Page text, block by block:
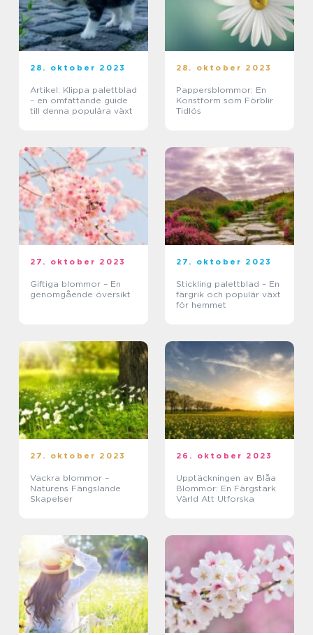
28. oktober 2023
Artikel: Klippa palettblad
– en omfattande guide
till denna populära växt
28. oktober 2023
Pappersblommor: En
Konstform som Förblir
Tidlös
27. oktober 2023
Giftiga blommor – En
genomgående översikt
27. oktober 2023
Stickling palettblad – En
färgrik och populär växt
för hemmet
27. oktober 2023
Vackra blommor –
Naturens Fängslande
Skapelser
26. oktober 2023
Upptäckningen av Blåa
Blommor: En Färgstark
Värld Att Utforska